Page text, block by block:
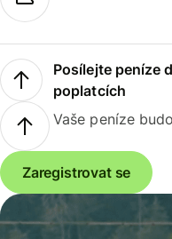
Posílejte peníze
poplatcích
Vaše peníze
Zaregistrovat se